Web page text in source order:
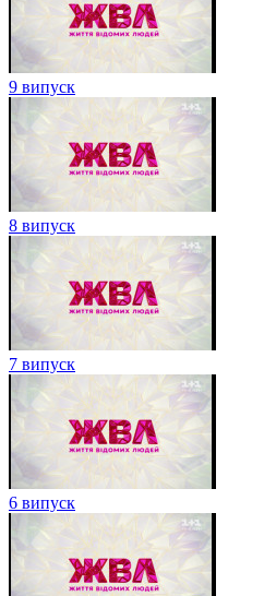
9 випуск
8 випуск
7 випуск
6 випуск